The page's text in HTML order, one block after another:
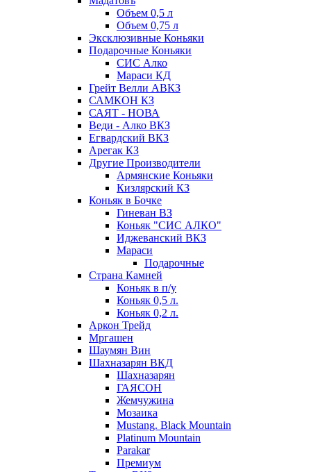
Объем 0,5 л
Объем 0,75 л
Эксклюзивные Коньяки
Подарочные Коньяки
СИС Алко
Мараси КД
Грейт Велли АВКЗ
САМКОН КЗ
САЯТ - НОВА
Веди - Алко ВКЗ
Егвардский ВКЗ
Арегак КЗ
Другие Производители
Армянские Коньяки
Кизлярский КЗ
Коньяк в Бочке
Гиневан ВЗ
Коньяк "СИС АЛКО"
Иджеванский ВКЗ
Мараси
Подарочные
Страна Камней
Коньяк в п/у
Коньяк 0,5 л.
Коньяк 0,2 л.
Аркон Трейд
Мргашен
Шаумян Вин
Шахназарян ВКД
Шахназарян
ГАЯСОН
Жемчужина
Мозаика
Mustang. Black Mountain
Platinum Mountain
Parakar
Премиум